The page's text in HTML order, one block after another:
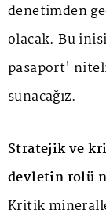
denetimden
olacak. Bu
pasaport'
sunacağız.
Stratejik ve
devletin rolü
Kritik